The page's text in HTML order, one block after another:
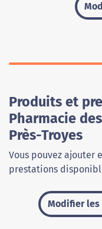
Produits et
Pharmacie
Près-Troyes
Vous pouvez ajouter
prestations
Modifier